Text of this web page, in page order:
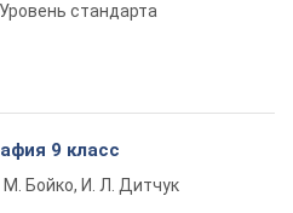
Уровень стандарта
9 класс
М. Бойко, И. Л. Дитчук